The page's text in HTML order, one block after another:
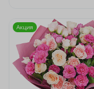
Акция